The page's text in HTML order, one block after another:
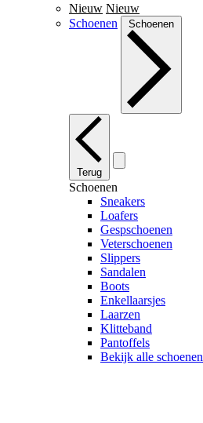
Nieuw Nieuw
Schoenen
Schoenen
Terug
Schoenen
Sneakers
Loafers
Gespschoenen
Veterschoenen
Slippers
Sandalen
Boots
Enkellaarsjes
Laarzen
Klitteband
Pantoffels
Bekijk alle schoenen